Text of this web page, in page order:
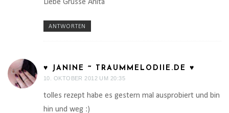
Liebe Grüsse Anita
ANTWORTEN
♥ JANINE ~ TRAUMMELODIIE.DE ♥
10. OKTOBER 2012 UM 20:35
tolles rezept habe es gestern mal ausprobiert und bin
hin und weg :)